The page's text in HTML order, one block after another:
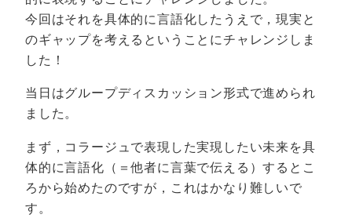
今回はそれを具体的に言語化したうえで，現実と
のギャップを考えるということにチャレンジしま
した！
当日はグループディスカッション形式で進められ
ました。
まず，コラージュで表現した実現したい未来を具
体的に言語化（＝他者に言葉で伝える）するとこ
ろから始めたのですが，これはかなり難しいで
す。